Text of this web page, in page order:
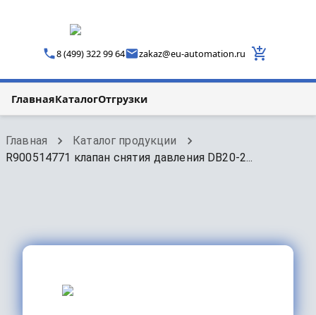
8 (499) 322 99 64 zakaz@eu-automation.ru
ГлавнаяКаталогОтгрузки
Главная
Каталог продукции
R900514771 клапан снятия давления DB20-2...